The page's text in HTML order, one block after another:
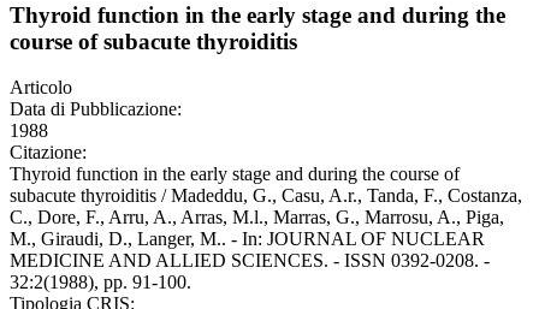
Thyroid function in the early stage and during the
course of subacute thyroiditis
Articolo
Data di Pubblicazione:
1988
Citazione:
Thyroid function in the early stage and during the course of
subacute thyroiditis / Madeddu, G., Casu, A.r., Tanda, F., Costanza,
C., Dore, F., Arru, A., Arras, M.l., Marras, G., Marrosu, A., Piga,
M., Giraudi, D., Langer, M.. - In: JOURNAL OF NUCLEAR
MEDICINE AND ALLIED SCIENCES. - ISSN 0392-0208. -
32:2(1988), pp. 91-100.
Tipologia CRIS: